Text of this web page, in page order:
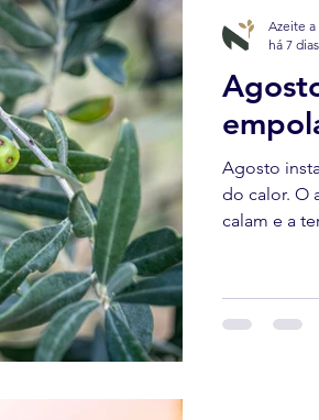
Agosto
do calor. O
calam e a
sem
Azeite
há 7 dias